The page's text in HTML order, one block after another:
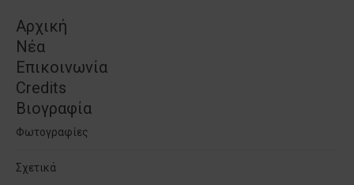
Αρχική
Νέα
Επικοινωνία
Credits
Βιογραφία
Φωτογραφίες
Σχετικά